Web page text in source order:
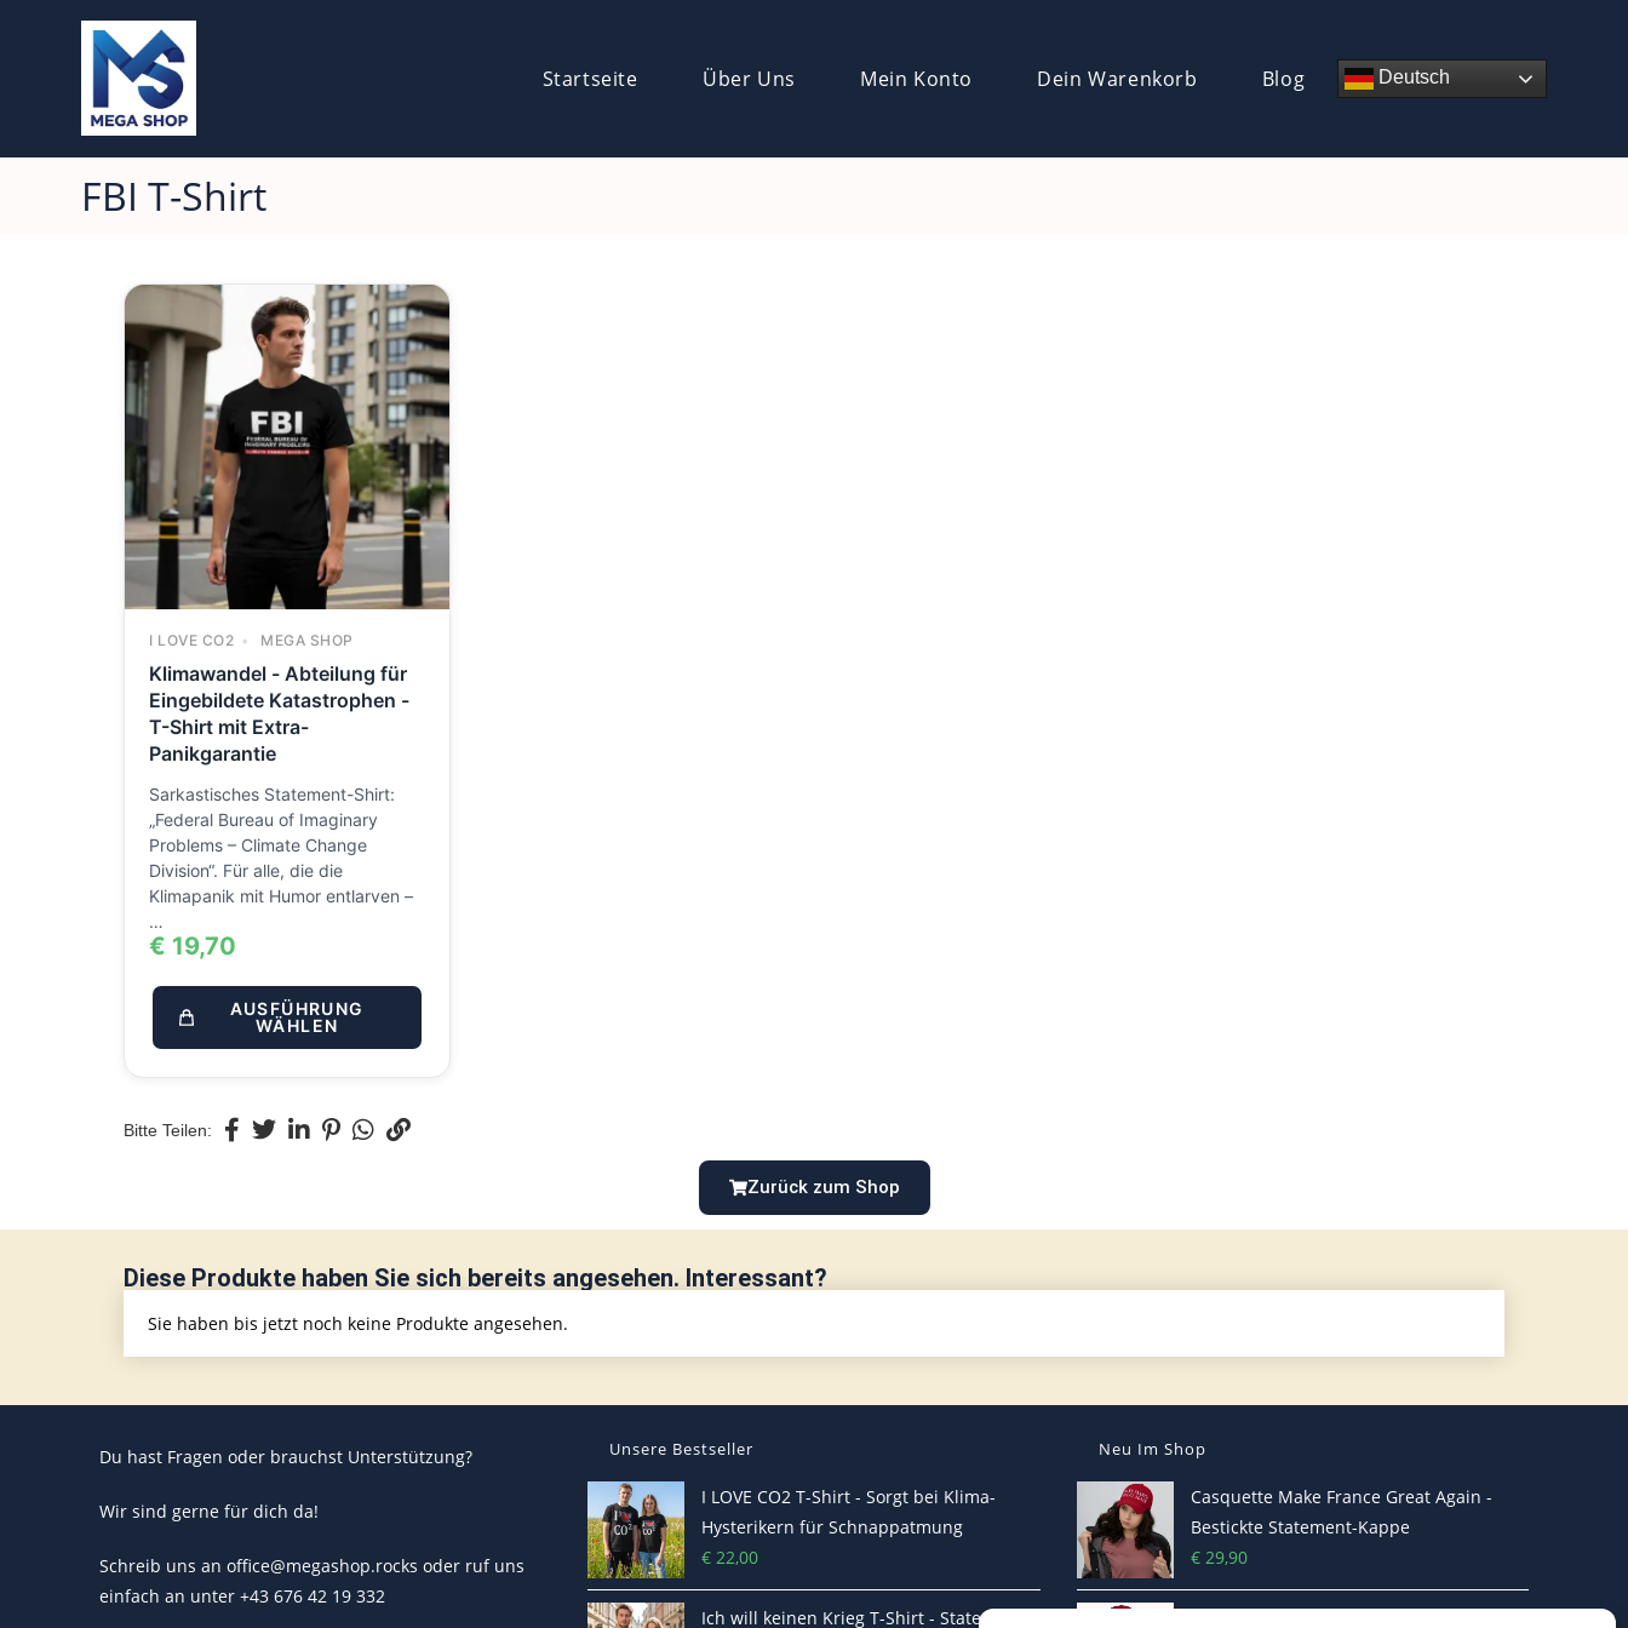
Deutsch
Startseite Über Uns Mein Konto Dein Warenkorb Blog
FBI T-Shirt
I LOVE CO2 MEGA SHOP
Klimawandel - Abteilung für
Eingebildete Katastrophen -
T-Shirt mit Extra-
Panikgarantie
Sarkastisches Statement-Shirt:
„Federal Bureau of Imaginary
Problems – Climate Change
Division“. Für alle, die die
Klimapanik mit Humor entlarven –
…
€ 19,70
AUSFÜHRUNG
WÄHLEN
Bitte Teilen:
Zurück zum Shop
Diese Produkte haben Sie sich bereits angesehen. Interessant?
Sie haben bis jetzt noch keine Produkte angesehen.
Du hast Fragen oder brauchst Unterstützung?
Wir sind gerne für dich da!
Schreib uns an office@megashop.rocks oder ruf uns
einfach an unter +43 676 42 19 332
Unsere Bestseller
I LOVE CO2 T-Shirt - Sorgt bei Klima-
Hysterikern für Schnappatmung
€ 22,00
Ich will keinen Krieg T-Shirt - Statement
Neu Im Shop
Casquette Make France Great Again -
Bestickte Statement-Kappe
€29,90